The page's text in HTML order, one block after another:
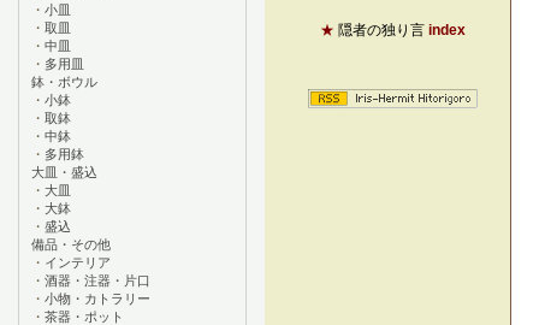
★ 隠者の独り言 index
・ 小皿
・ 取皿
・ 中皿
・ 多用皿
鉢・ボウル
・ 小鉢
・ 取鉢
・ 中鉢
・ 多用鉢
大皿・盛込
・ 大皿
・ 大鉢
・ 盛込
備品・その他
・ インテリア
・ 酒器・注器・片口
・ 小物・カトラリー
・ 茶器・ポット